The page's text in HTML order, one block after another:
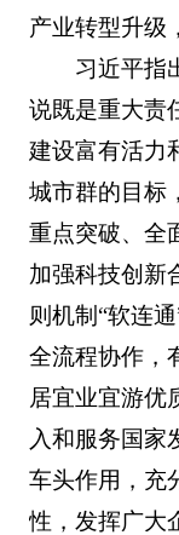
产业转型升级
习近平指
说既是重大责
建设富有活力
城市群的目标
重点突破、全
加强科技创新
则机制“软连
全流程协作，
居宜业宜游优
入和服务国家
车头作用，充
性，发挥广大